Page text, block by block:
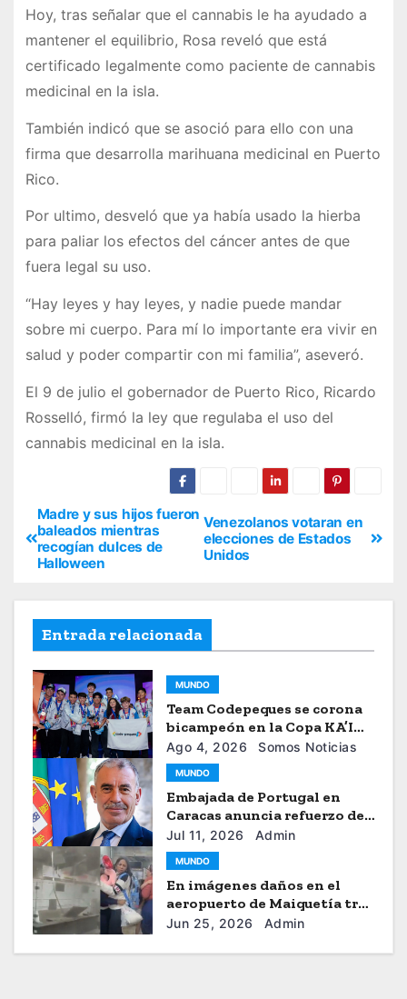
Hoy, tras señalar que el cannabis le ha ayudado a
mantener el equilibrio, Rosa reveló que está
certificado legalmente como paciente de cannabis
medicinal en la isla.
También indicó que se asoció para ello con una
firma que desarrolla marihuana medicinal en Puerto
Rico.
Por ultimo, desveló que ya había usado la hierba
para paliar los efectos del cáncer antes de que
fuera legal su uso.
“Hay leyes y hay leyes, y nadie puede mandar
sobre mi cuerpo. Para mí lo importante era vivir en
salud y poder compartir con mi familia”, aseveró.
El 9 de julio el gobernador de Puerto Rico, Ricardo
Rosselló, firmó la ley que regulaba el uso del
cannabis medicinal en la isla.
Venezolanos votaran en
elecciones de Estados
Unidos
Madre y sus hijos fueron
baleados mientras
recogían dulces de
Halloween
Entrada relacionada
MUNDO
Team Codepeques se corona
bicampeón en la Copa KA’I
2026
Ago 4, 2026 Somos Noticias
MUNDO
Embajada de Portugal en
Caracas anuncia refuerzo de
ayuda humanitaria
Jul 11, 2026 Admin
MUNDO
En imágenes daños en el
aeropuerto de Maiquetía tras
los sismos
Jun 25, 2026 Admin